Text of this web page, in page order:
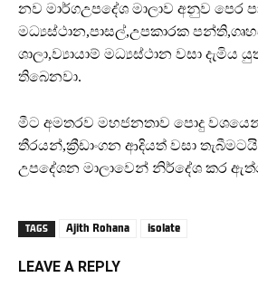
නව මාර්ගඋපදේශ මාලාව අනුව පෙර
මධ්‍යස්ථාන,පාසල්,උපකාරක
ශාලා,ව්‍යායාම් මධ්‍යස්ථාන වසා දැමිය
තිබෙනවා.
මීට අමතරව මහජනතාව පොදු
තීරයන්,ක්‍රීඩාංගන ආදියත් වසා
උපදේශන මාලාවෙන් නිර්දේශ කර
TAGS Ajith Rohana isolate
LEAVE A REPLY